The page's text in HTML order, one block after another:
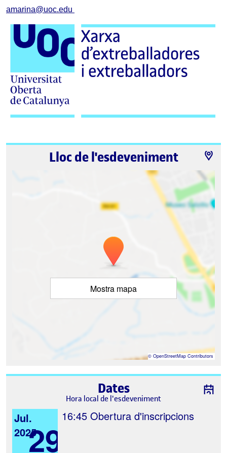
amarina@uoc.edu
Lloc de l'esdeveniment
Mostra mapa
© OpenStreetMap Contributors
Dates
Hora local de l'esdeveniment
Jul.
202529
16:45 Obertura d'inscripcions